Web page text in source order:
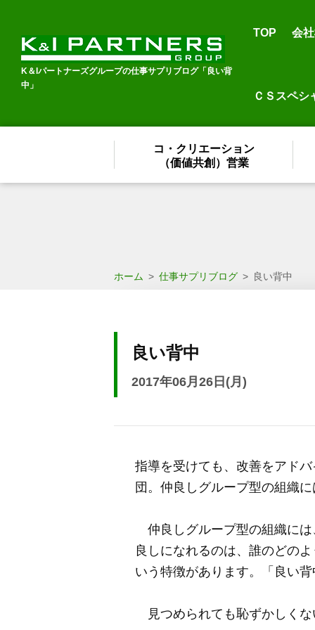
K＆Iパートナーズグループの仕事サプリブログ「良い背
中」
TOP 会
ＣＳスペシ
コ・クリエーション
（価値共創）営業
ホーム > 仕事サプリブログ > 良い背中
良い背中
2017年06月26日(月)
指導を受けても、改善をアド
団。仲良しグループ型の組織
仲良しグループ型の組織には
良しになれるのは、誰のどの
いう特徴があります。「良い
見つめられても恥ずかしくな